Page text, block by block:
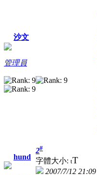
沙文
管理員
hund
2#
字體大小: tT
2007/7/12 21:09